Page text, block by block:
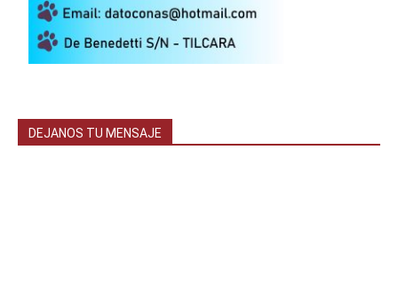
DEJANOS TU MENSAJE